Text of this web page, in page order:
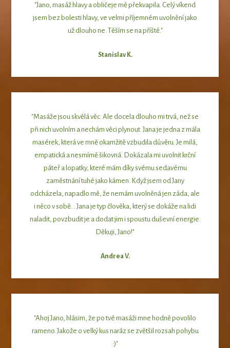
"Jano, masáž hlavy a obličeje mě překvapila. Celý víkend
jsem bez bolesti hlavy, ve velmi příjemném uvolnění jako
už dlouho ne. Těším se na příště."
Stanislav K.
"Masáže jsou skvělá věc. Ale docela dlouho mi trvá, než se
při nich uvolním a nechám věci plynout. Jana je jedna z mála
masérek, která ve mně okamžitě vzbudila důvěru. Je milá,
empatická a nesmírně šikovná. Dokázala mi uvolnit krční
páteř a lopatky, které mám díky svému sedavému
zaměstnání tuhé jako kámen. Když jsem od Jany
odcházela, napadlo mě, že nemám uvolněná jen záda, ale
i něco v sobě... Jana je typ člověka, který se dokáže na lidi
naladit, povzbudit je a dodat jim i spoustu duševní energie.
Děkuji, Jano!"
Andrea V.
"Ahoj Jano, hlásim, že po tvé masáži mne hodně povolilo
rameno. Jakože o velký kus naráz se zvětšil rozsah pohybu
:)"